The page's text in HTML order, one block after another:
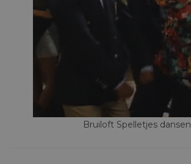
Bruiloft Spelletjes dansen